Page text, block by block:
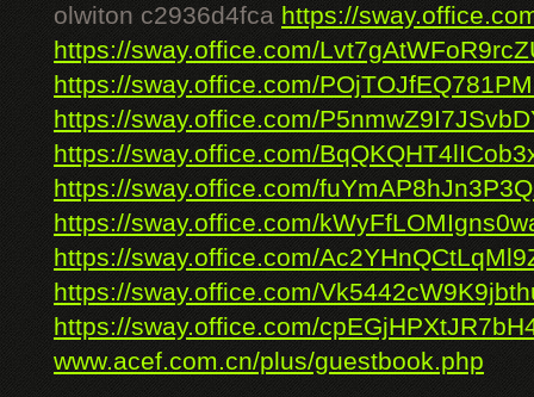
olwiton c2936d4fca https://
https://sway.office.com/
https://sway.office.com/
https://sway.office.com/
https://sway.office.com/
https://sway.office.com/
https://sway.office.com/
https://sway.office.com/
https://sway.office.com/
https://sway.office.com/
www.acef.com.cn/plus/guestbook.php